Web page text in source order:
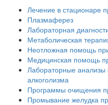
Лечение в стационаре
Плазмаферез
Лабораторная
Метаболическая
Неотложная помощь
Медицинская помощь
Лабораторные анализы
алкоголизма
Программы очищения
Промывание желудка